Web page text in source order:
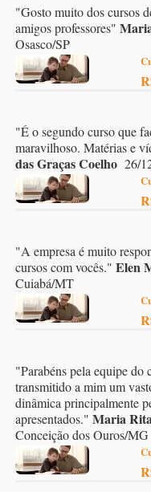
"Gosto muito dos cursos
amigos professores"
Osasco/SP
"É o segundo curso que
maravilhoso. Matérias e
das Graças Coelho 26/
"A empresa é muito
cursos com vocês." Elen
Cuiabá/MT
"Parabéns pela equipe
transmitido a mim um
dinâmica principalmente
apresentados." Maria
Conceição dos Ouros/MG